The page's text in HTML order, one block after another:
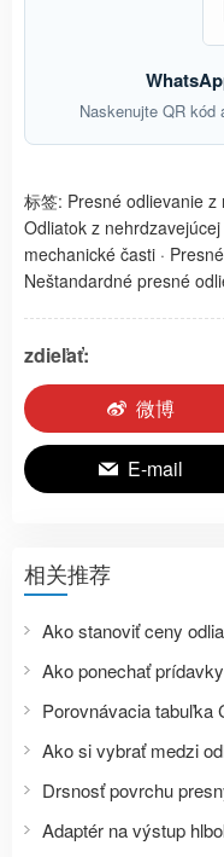
Naskenujte QR kód
标签: Presné odlievanie
Odliatok z
mechanické časti ·
Neštandardné presné
zdieľať:
微博
E-mail
相关推荐